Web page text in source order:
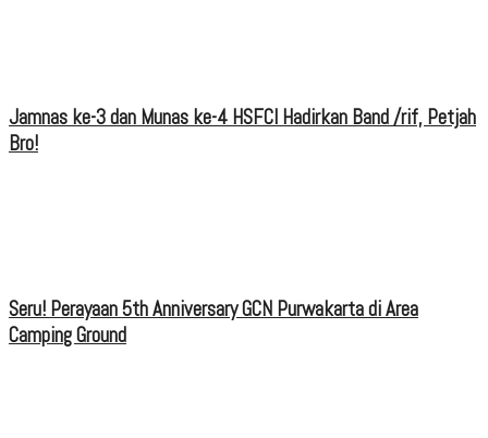
Jamnas ke-3 dan Munas ke-4 HSFCI Hadirkan Band /rif, Petjah
Bro!
Seru! Perayaan 5th Anniversary GCN Purwakarta di Area
Camping Ground